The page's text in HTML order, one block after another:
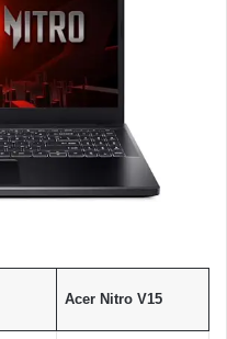
Acer Nitro V15